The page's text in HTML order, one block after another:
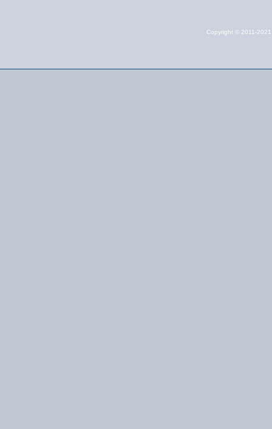
Copyright © 2011-